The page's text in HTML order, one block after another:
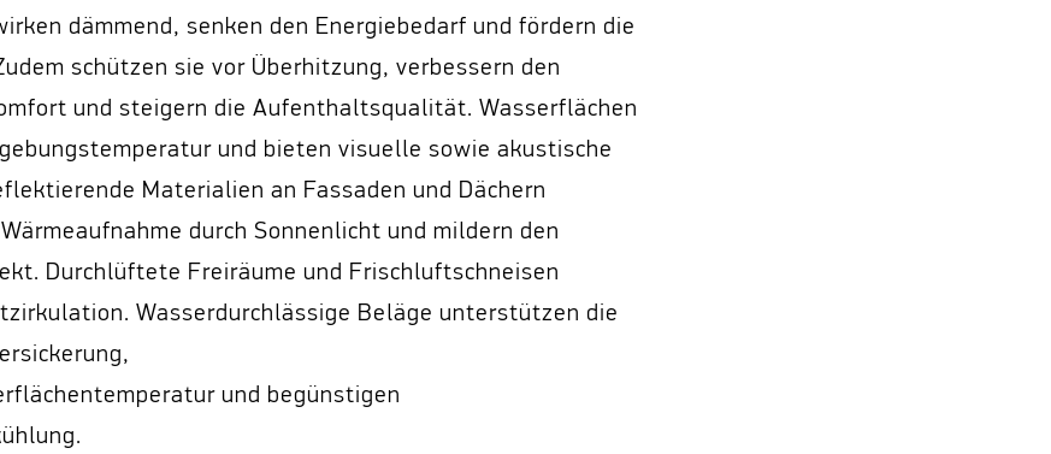
dämmend, senken den Energiebedarf und fördern die
schützen sie vor Überhitzung, verbessern den
und steigern die Aufenthaltsqualität. Wasserflächen
und bieten visuelle sowie akustische
Materialien an Fassaden und Dächern
durch Sonnenlicht und mildern den
Durchlüftete Freiräume und Frischluftschneisen
Wasserdurchlässige Beläge unterstützen die
und begünstigen